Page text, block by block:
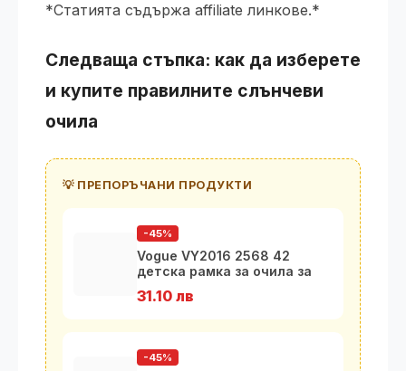
*Статията съдържа affiliate линкове.*
Следваща стъпка: как да изберете
и купите правилните слънчеви
очила
💡 ПРЕПОРЪЧАНИ ПРОДУКТИ
-45%
Vogue VY2016 2568 42
детска рамка за очила за
31.10 лв
-45%